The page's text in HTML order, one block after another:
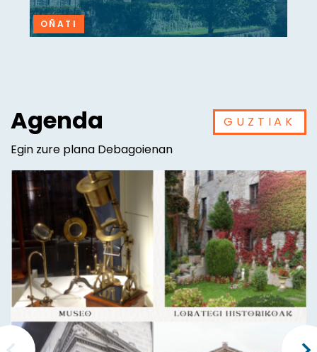
OÑATI
Agenda
Egin zure plana Debagoienan
GUZTIAK